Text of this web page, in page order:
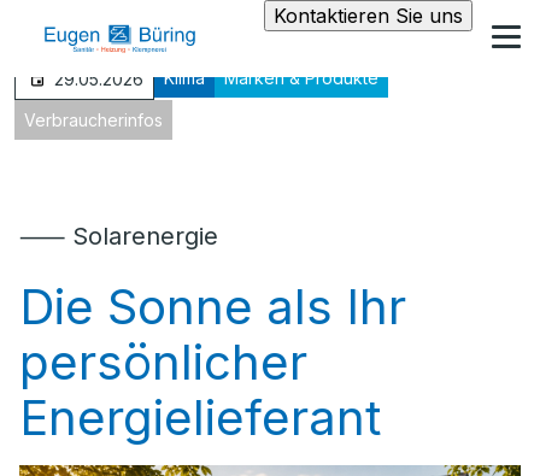
Kontaktieren Sie uns
29.05.2026 Klima Marken & Produkte
Verbraucherinfos
⸺ Solarenergie
Die Sonne als Ihr
persönlicher
Energielieferant